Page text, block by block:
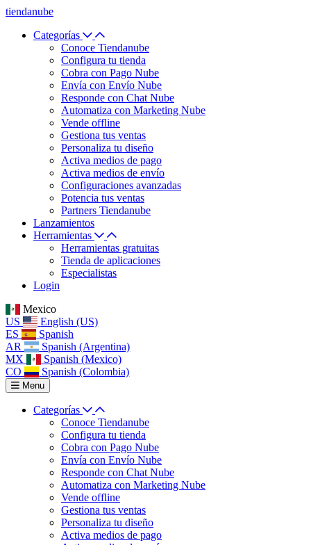
tiendanube
Categorías
Conoce Tiendanube
Configura tu tienda
Cobra con Pago Nube
Envía con Envío Nube
Responde con Chat Nube
Automatiza con Marketing Nube
Vende offline
Gestiona tus ventas
Personaliza tu diseño
Activa medios de pago
Activa medios de envío
Configuraciones avanzadas
Potencia tus ventas
Partners Tiendanube
Lanzamientos
Herramientas
Herramientas gratuitas
Tienda de aplicaciones
Especialistas
Login
Mexico
US
English (US)
ES
Spanish
AR
Spanish (Argentina)
MX
Spanish (Mexico)
CO
Spanish (Colombia)
Menu
Categorías
Conoce Tiendanube
Configura tu tienda
Cobra con Pago Nube
Envía con Envío Nube
Responde con Chat Nube
Automatiza con Marketing Nube
Vende offline
Gestiona tus ventas
Personaliza tu diseño
Activa medios de pago